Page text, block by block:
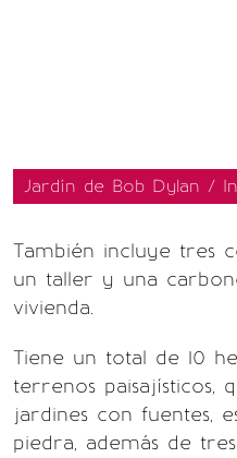
Jardín de Bob Dylan /
También incluye tres
un taller y una
vivienda.
Tiene un total de 10
terrenos paisajísticos,
jardines con fuentes,
piedra, además de